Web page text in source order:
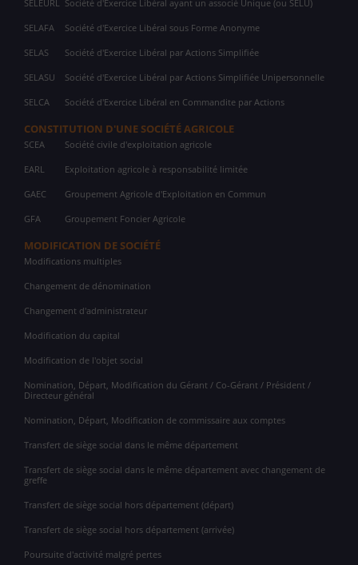
SELEURL Société d'Exercice Libéral ayant un associé Unique (ou SELU)
SELAFA Société d'Exercice Libéral sous Forme Anonyme
SELAS Société d'Exercice Libéral par Actions Simplifiée
SELASU Société d'Exercice Libéral par Actions Simplifiée Unipersonnelle
SELCA Société d'Exercice Libéral en Commandite par Actions
CONSTITUTION D'UNE SOCIÉTÉ AGRICOLE
SCEA Société civile d'exploitation agricole
EARL Exploitation agricole à responsabilité limitée
GAEC Groupement Agricole d'Exploitation en Commun
GFA Groupement Foncier Agricole
MODIFICATION DE SOCIÉTÉ
Modifications multiples
Changement de dénomination
Changement d'administrateur
Modification du capital
Modification de l'objet social
Nomination, Départ, Modification du Gérant / Co-Gérant / Président /
Directeur général
Nomination, Départ, Modification de commissaire aux comptes
Transfert de siège social dans le même département
Transfert de siège social dans le même département avec changement de
greffe
Transfert de siège social hors département (départ)
Transfert de siège social hors département (arrivée)
Poursuite d'activité malgré pertes